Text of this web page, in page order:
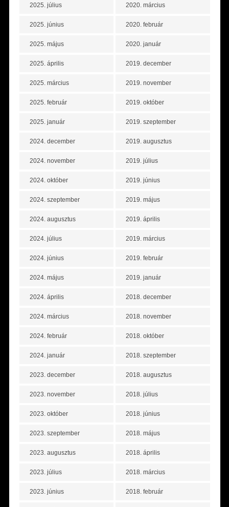
2025. július
2025. június
2025. május
2025. április
2025. március
2025. február
2025. január
2024. december
2024. november
2024. október
2024. szeptember
2024. augusztus
2024. július
2024. június
2024. május
2024. április
2024. március
2024. február
2024. január
2023. december
2023. november
2023. október
2023. szeptember
2023. augusztus
2023. július
2023. június
2020. március
2020. február
2020. január
2019. december
2019. november
2019. október
2019. szeptember
2019. augusztus
2019. július
2019. június
2019. május
2019. április
2019. március
2019. február
2019. január
2018. december
2018. november
2018. október
2018. szeptember
2018. augusztus
2018. július
2018. június
2018. május
2018. április
2018. március
2018. február